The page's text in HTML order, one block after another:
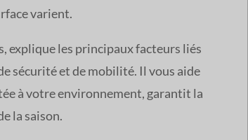
varient.
explique les principaux facteurs liés
sécurité et de mobilité. Il vous aide
à votre environnement, garantit la
la saison.